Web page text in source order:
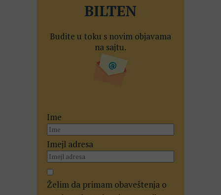
BILTEN
Budite u toku s novim objavama
na sajtu.
Ime
Imejl adresa
Želim da primam obaveštenja o